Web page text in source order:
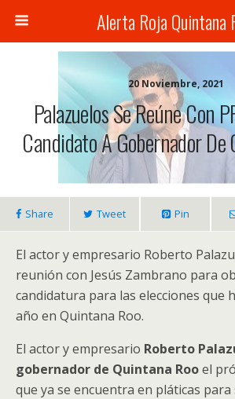
Alerta Roja Quintana
20 Noviembre, 2021
Palazuelos Se Reúne Con
Candidato A Gobernador De
Share Tweet Pin
El actor y empresario Roberto
reunión con Jesús Zambrano para
candidatura para las elecciones que
año en Quintana Roo.
El actor y empresario Roberto
gobernador de Quintana Rooel
que ya se encuentra en pláticas